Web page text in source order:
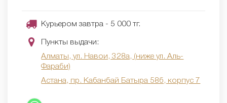
Курьером завтра - 5 000 тг.
Пункты выдачи:
Алматы, ул. Навои, 328а, (ниже ул. Аль-
Фараби)
Астана, пр. Кабанбай Батыра 58б, корпус 7